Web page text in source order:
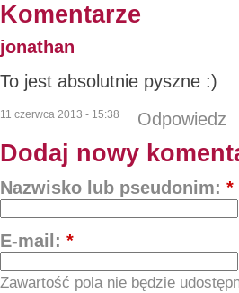
Komentarze
jonathan
To jest absolutnie pyszne :)
11 czerwca 2013 - 15:38 Odpowiedz
Dodaj nowy
Nazwisko lub pseudonim: *
E-mail: *
Zawartość pola nie będzie